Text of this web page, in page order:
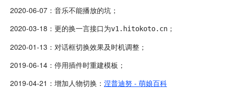
2020-06-07：音乐不能播放的坑；
2020-03-18：更的换一言接口为v1.hitokoto.cn ；
2020-01-13：对话框切换效果及时机调整；
2019-06-14：停用插件时重建模板；
2019-04-21：增加人物切换： 涅普迪努 - 萌娘百科